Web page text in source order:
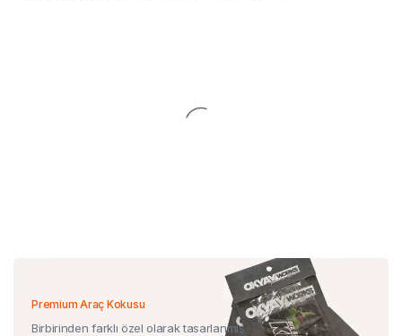
Premium Araç Kokusu
Birbirinden farklı özel olarak tasarlanmış